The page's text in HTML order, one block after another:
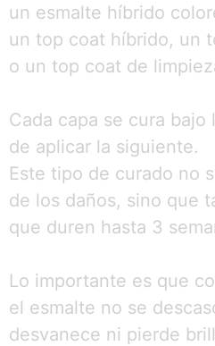
un esmalte híbrido
un top coat híbrido, un
o un top coat de
Cada capa se cura bajo
de aplicar la siguiente.
Este tipo de curado no
de los daños, sino que
que duren hasta 3
Lo importante es que
el esmalte no se
desvanece ni pierde